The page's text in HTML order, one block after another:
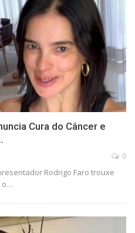
Cura do Câncer e
0
Rodrigo Faro trouxe
o…